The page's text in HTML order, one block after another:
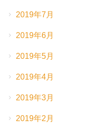
2019年7月
2019年6月
2019年5月
2019年4月
2019年3月
2019年2月